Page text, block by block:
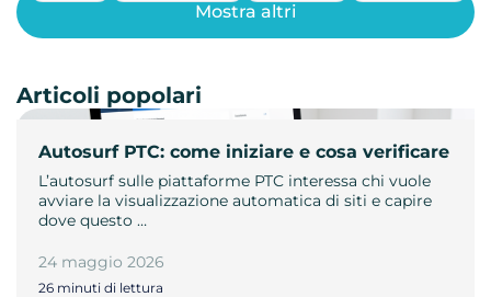
Autosurf PTC: come iniziare e cosa verificare
L’autosurf sulle piattaforme PTC interessa chi vuole
avviare la visualizzazione automatica di siti e capire
dove questo …
24 maggio 2026
26 minuti di lettura
Mostra altri
Articoli popolari